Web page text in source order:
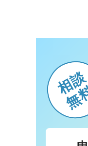
相談
無